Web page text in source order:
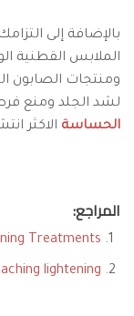
بالإضافة إلى
الملابس القطنية
ومنتجات الصابون
لشد الجلد ومنع
الحساسة الاكثر
المراجع:
Treatments
lightening